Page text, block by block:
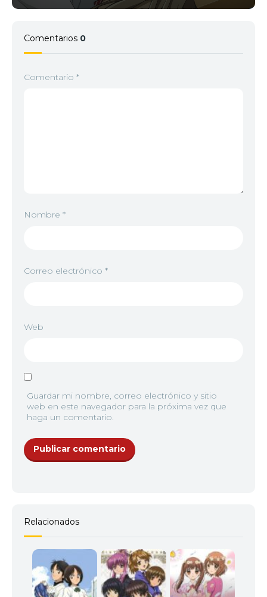
Comentarios 0
Comentario *
Nombre *
Correo electrónico *
Web
Guardar mi nombre, correo electrónico y sitio
web en este navegador para la próxima vez que
haga un comentario.
Relacionados